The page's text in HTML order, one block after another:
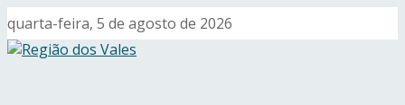
quarta-feira, 5 de agosto de 2026